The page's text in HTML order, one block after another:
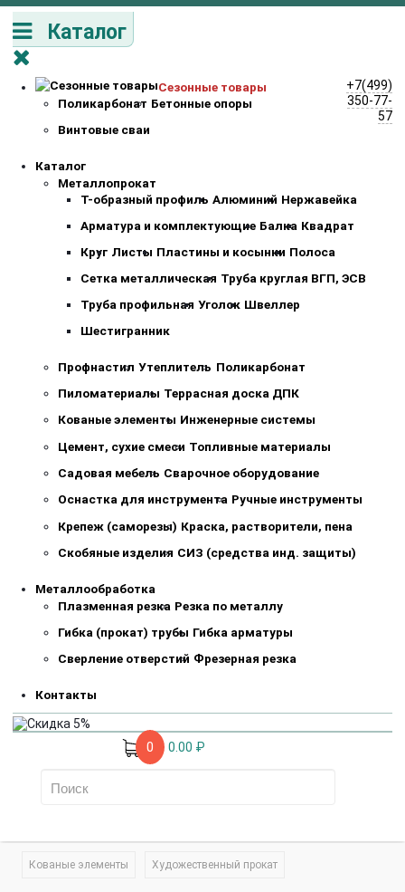
Каталог
Сезонные товары
Поликарбонат Бетонные опоры
Винтовые сваи
Каталог
Металлопрокат
Т-образный профиль Алюминий Нержавейка
Арматура и комплектующие Балка Квадрат
Круг Листы Пластины и косынки Полоса
Сетка металлическая Труба круглая ВГП, ЭСВ
Труба профильная Уголок Швеллер
Шестигранник
Профнастил Утеплитель Поликарбонат
Пиломатериалы Террасная доска ДПК
Кованые элементы Инженерные системы
Цемент, сухие смеси Топливные материалы
Садовая мебель Сварочное оборудование
Оснастка для инструмента Ручные инструменты
Крепеж (саморезы) Краска, растворители, пена
Скобяные изделия СИЗ (средства инд. защиты)
Металлообработка
Плазменная резка Резка по металлу
Гибка (прокат) трубы Гибка арматуры
Сверление отверстий Фрезерная резка
Контакты
+7(499)
350-77-
57
0 0.00 ₽
Кованые элементы Художественный прокат